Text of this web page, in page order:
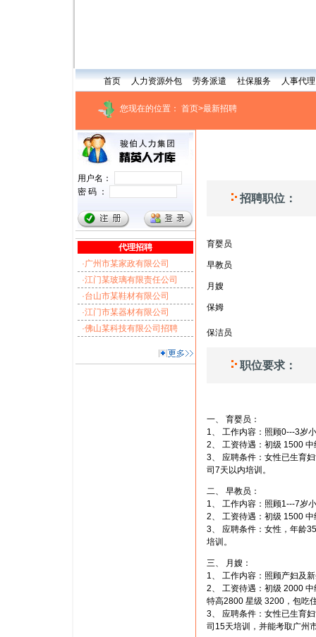
首页 人力资源外包 劳务派遣 社保服务 人事代理
您现在的位置： 首页>最新招聘
用户名：
密 码 ：
代理招聘
·广州市某家政有限公司
·江门某玻璃有限责任公司
·台山市某鞋材有限公司
·江门市某器材有限公司
·佛山某科技有限公司招聘
招聘职位：
育婴员
早教员
月嫂
保姆
保洁员
职位要求：
一、 育婴员：
1、 工作内容：照顾0---3岁
2、 工资待遇：初级 1500
3、 应聘条件：女性已生育
司7天以内培训。
二、 早教员：
1、 工作内容：照顾1---7岁
2、 工资待遇：初级 1500
3、 应聘条件：女性，年龄
培训。
三、 月嫂：
1、 工作内容：照顾产妇及
2、 工资待遇：初级 2000
特高2800 星级 3200，包吃
3、 应聘条件：女性已生育
司15天培训，并能考取广州